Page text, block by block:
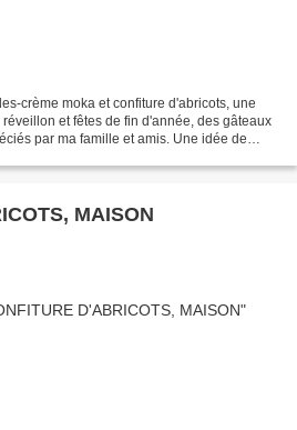
crème moka et confiture d'abricots, une
et fêtes de fin d'année, des gâteaux
par ma famille et amis. Une idée de
MAISON